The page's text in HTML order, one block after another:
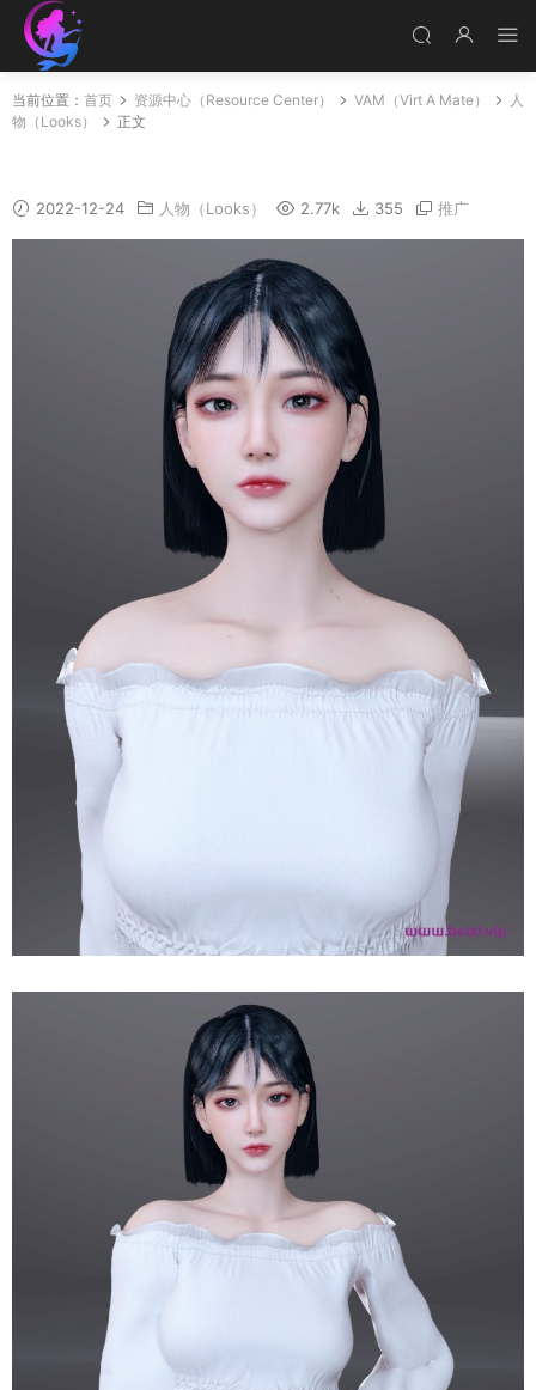
当前位置： 首页 资源中心（Resource Center） VAM（Virt A Mate）
人
物（Looks）
正文
2022-12-24 人物（Looks） 2.77k 355 推广